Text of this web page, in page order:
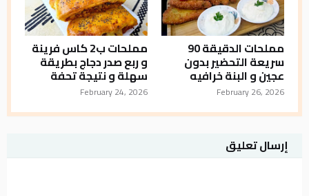
مملحات الدقيقة 90
سريعة التحضير بدون
عجين و البنة خرافيه
February 26, 2026
مملحات ب2 كاس فرينة
و ربع صدر دجاج بطريقة
سهلة و نتيجة تحفة
February 24, 2026
إرسال تعليق